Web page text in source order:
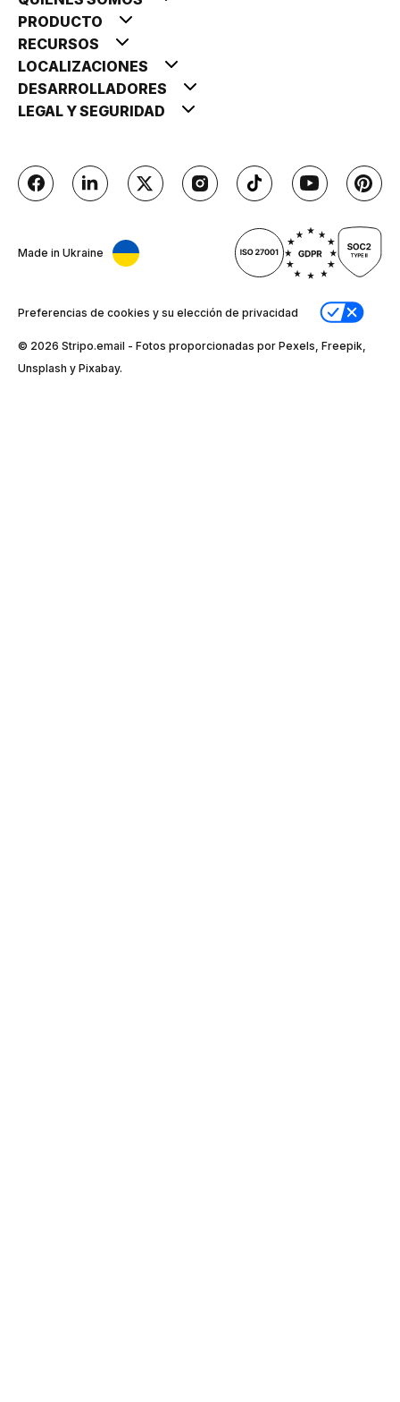
PRODUCTO
RECURSOS
LOCALIZACIONES
DESARROLLADORES
LEGAL Y SEGURIDAD
Made in Ukraine
Preferencias de cookies y su elección de privacidad
© 2026 Stripо.email - Fotos proporcionadas por Pexels, Freepik,
Unsplash y Pixabay.